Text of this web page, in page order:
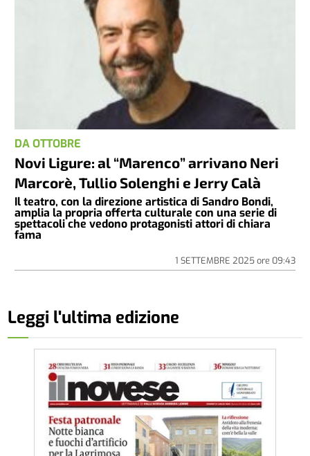
DA OTTOBRE
Novi Ligure: al “Marenco” arrivano Neri
Marcorè, Tullio Solenghi e Jerry Calà
Il teatro, con la direzione artistica di Sandro Bondi,
amplia la propria offerta culturale con una serie di
spettacoli che vedono protagonisti attori di chiara
fama
1 SETTEMBRE 2025ore 09:43
Leggi l'ultima edizione